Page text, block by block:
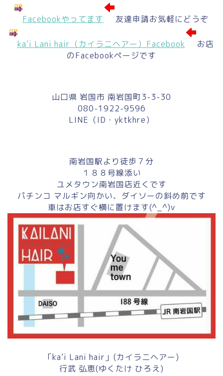
Facebookやってます 友達申請お気軽にどうぞ
ka’i Lani hair（カイラニヘアー）Facebook
お店
のFacebookページです
山口県 岩国市 南岩国町3-3-30
080-1922-9596
LINE（ID・yktkhre）
南岩国駅より徒歩７分
１８８号線添い
ユメタウン南岩国店近くです
パチンコ マルギン向かい、ダイソーの斜め前です
車はお店すぐ横に置けます(^_^)v
「ka’i Lani hair」(カイラニヘアー)
行武 弘恵(ゆくたけ ひろえ)